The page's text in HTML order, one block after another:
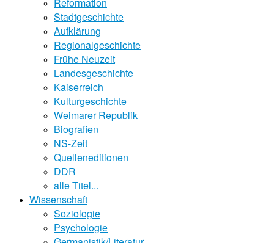
Stadtgeschichte
Aufklärung
Regionalgeschichte
Frühe Neuzeit
Landesgeschichte
Kaiserreich
Kulturgeschichte
Weimarer Republik
Biografien
NS-Zeit
Quelleneditionen
DDR
alle Titel...
Wissenschaft
Soziologie
Psychologie